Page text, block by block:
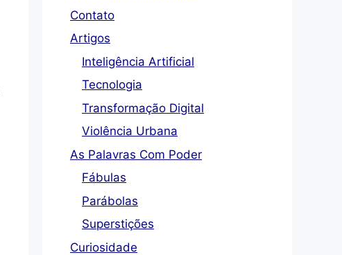
Contato
Artigos
Inteligência Artificial
Tecnologia
Transformação Digital
Violência Urbana
As Palavras Com Poder
Fábulas
Parábolas
Superstições
Curiosidade